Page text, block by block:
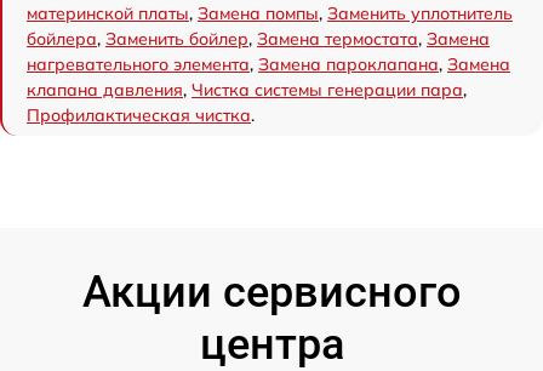
материнской платы, Замена помпы, Заменить уплотнитель
бойлера, Заменить бойлер, Замена термостата, Замена
нагревательного элемента, Замена пароклапана, Замена
клапана давления, Чистка системы генерации пара,
Профилактическая чистка.
Акции сервисного
центра